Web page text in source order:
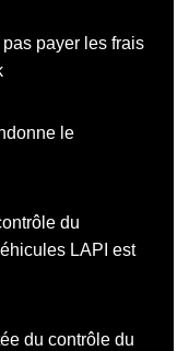
payer les frais
le
du
LAPI est
du contrôle du